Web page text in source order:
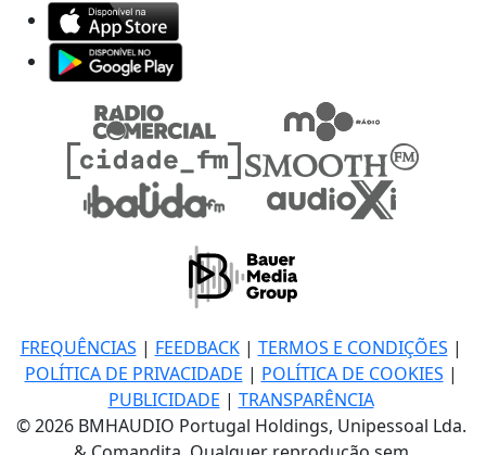
FREQUÊNCIAS | FEEDBACK| TERMOS E CONDIÇÕES |
POLÍTICA DE PRIVACIDADE | POLÍTICA DE COOKIES |
PUBLICIDADE | TRANSPARÊNCIA
© 2026 BMHAUDIO Portugal Holdings, Unipessoal Lda.